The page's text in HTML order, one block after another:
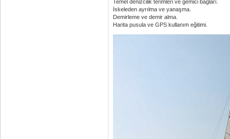
Temel denizcilik terimleri ve gemici bağları.
İskeleden ayrılma ve yanaşma.
Demirleme ve demir alma.
Harita pusula ve GPS kullanım eğitimi.